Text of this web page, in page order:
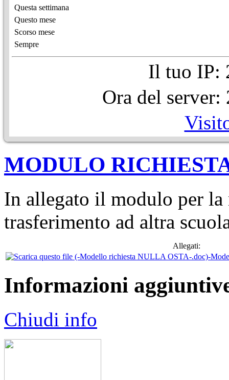
Questa settimana
Questo mese
Scorso mese
Sempre
Il tuo IP:
Ora del
MODULO
In allegato il modulo per la
trasferimento ad altra
Allegati:
-
Informazioni
Chiudi info